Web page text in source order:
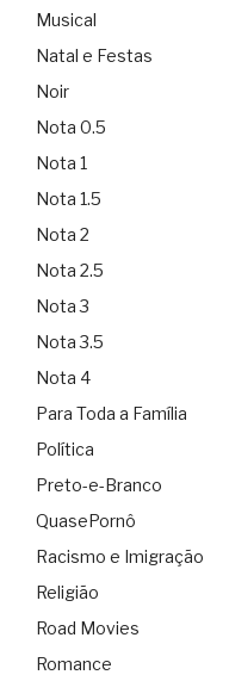
Musical
Natal e Festas
Noir
Nota 0.5
Nota 1
Nota 1.5
Nota 2
Nota 2.5
Nota 3
Nota 3.5
Nota 4
Para Toda a Família
Política
Preto-e-Branco
QuasePornô
Racismo e Imigração
Religião
Road Movies
Romance